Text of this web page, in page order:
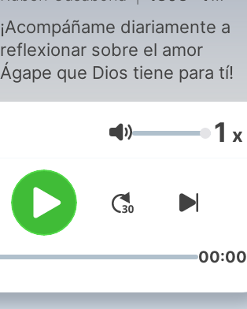
¡Acompáñame diariamente a
reflexionar sobre el amor
Ágape que Dios tiene para tí!
Volumen 1 x
00:00